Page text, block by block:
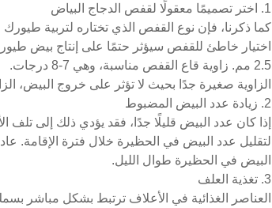
1. اختر تصميمًا معقولًا لقفص الدجاج البياض
كما ذكرنا، فإن نوع القفص الذي تختاره لتربية طيورك
2.5 مم. زاوية قاع القفص مناسبة، وهي 7-8 درجات.
الزاوية صغيرة جدًا بحيث لا تؤثر على خروج البيض،
2. زيادة عدد البيض المضبوط
إذا كان عدد البيض قليلًا جدًا، فقد يؤدي ذلك إلى
البيض في الحظيرة طوال الليل.
3. تغذية العلف
العناصر الغذائية في الأعلاف ترتبط بشكل مباشر